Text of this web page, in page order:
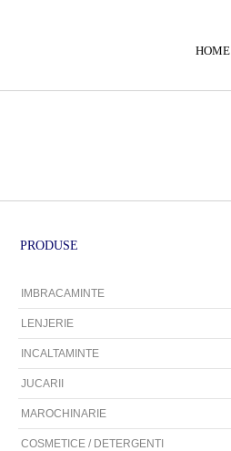
HOME
PRODUSE
IMBRACAMINTE
LENJERIE
INCALTAMINTE
JUCARII
MAROCHINARIE
COSMETICE / DETERGENTI